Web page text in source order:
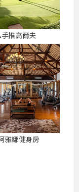
推高爾夫
雅娜健身房